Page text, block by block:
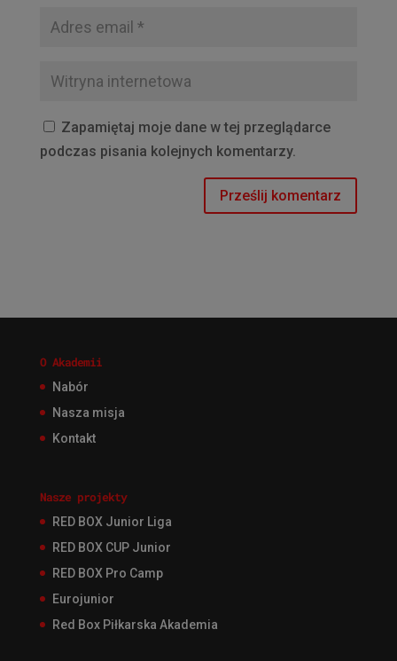
Zapamiętaj moje dane w tej przeglądarce
podczas pisania kolejnych komentarzy.
O Akademii
Nabór
Nasza misja
Kontakt
Nasze projekty
RED BOX Junior Liga
RED BOX CUP Junior
RED BOX Pro Camp
Eurojunior
Red Box Piłkarska Akademia